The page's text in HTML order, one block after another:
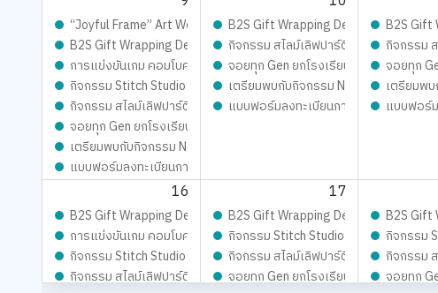
“Joyful Frame” Art Workshop ดีไซน์เฟรมการ์ด ชิ้นเดียวในโลก เติมเต็
B2S Gift Wrapping Design contest
B2S Gift
B2S Gift Wrapping Design contest 2026 LIVE Playful: ส่งมอบความสุ
กิจกรรม สไลม์เลิฟปาร์ตี้ ปั้นสนุกสุดมุ้งมิ้ง -
กิจกรรม
การแข่งขันเกม คอมโบคนปราสาท SiamBoard Games Cafe ประจำเดื
จอยทุก Gen ยกโรงเรียน จอยทุก
กิจกรรม Stitch Studio - เสกสรรผ้าผืนงาม ด้วยจักรเย็บผ้าคู่ใจ
เตรียมพบกับกิจกรรม New Trainerเตรียมพบ
กิจกรรม สไลม์เลิฟปาร์ตี้ ปั้นสนุกสุดมุ้งมิ้ง - Magical SLIME LOVE
แบบฟอร์มลงทะเบียนการแข่งขัน Siam
แบบฟอร์
จอยทุก Gen ยกโรงเรียน
เตรียมพบกับกิจกรรม New Trainer Journey On Tour !!
แบบฟอร์มลงทะเบียนการแข่งขัน Siam Board Games Cafe ประจำเดือน
16 17
B2S Gift Wrapping Design contest 2026 LIVE Playful: ส่งมอบความสุ
B2S Gift Wrapping Design contest
B2S Gift
การแข่งขันเกม คอมโบคนปราสาท SiamBoard Games Cafe ประจำเดื
กิจกรรม Stitch Studio - เสกสรรผ้าผืนง
กิจกรรม
กิจกรรม Stitch Studio - เสกสรรผ้าผืนงาม ด้วยจักรเย็บผ้าคู่ใจ
กิจกรรม สไลม์เลิฟปาร์ตี้ ปั้นสนุกสุดมุ้งมิ้ง -
กิจกรรม
กิจกรรม สไลม์เลิฟปาร์ตี้ ปั้นสนุกสุดมุ้งมิ้ง - Magical SLIME LOVE
จอยทุก Gen ยกโรงเรียน จอยทุก